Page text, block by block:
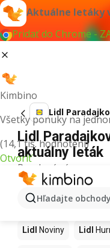
Aktuálne letáky
Pridať do Chrome -
Kimbino
Všetky ponuky na
(14,1 tis. hodnotení)
Otvoriť
Hľadajte
Lidl
Lidl
aktuálny leták
Pre daný výraz sme
Ďalšie
Lidl Kapor
Lidl Noviny Lidl